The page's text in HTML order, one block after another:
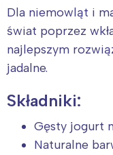
Dla niemowląt i
świat poprzez
najlepszym
jadalne.
Składniki:
Gęsty jogurt
Naturalne